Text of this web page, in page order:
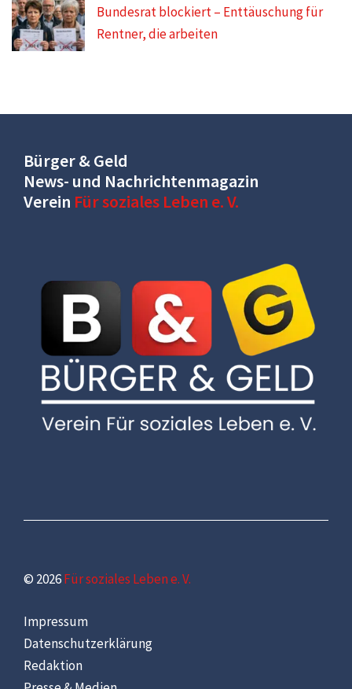
Bundesrat blockiert – Enttäuschung für
Rentner, die arbeiten
Bürger & Geld
News- und Nachrichtenmagazin
Verein Für soziales Leben e. V.
© 2026Für soziales Leben e. V.
Impressum
Datenschutzerklärung
Redaktion